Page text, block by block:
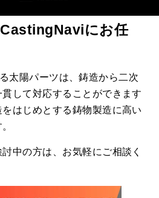
にお任
太陽パーツは、鋳造から二次
して対応することができます
はじめとする鋳物製造に高い
中の方は、お気軽にご相談く